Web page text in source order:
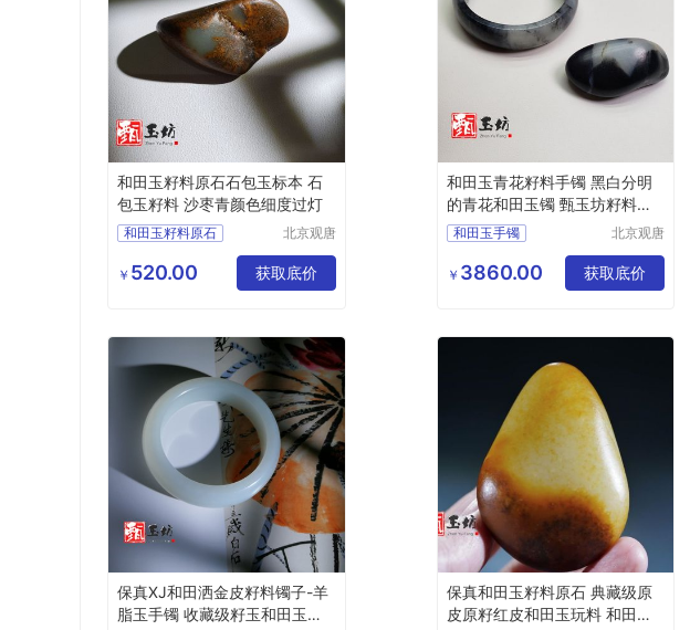
和田玉籽料原石石包玉标本 石
包玉籽料 沙枣青颜色细度过灯
和田玉籽料原石
石包玉籽料
和田玉沙枣青
和田玉
北京观唐
有限公司
￥ 520.00 获取底价
和田玉青花籽料手镯 黑白分明
的青花和田玉镯 甄玉坊籽料玉
手镯
和田玉手镯
青花和田玉手镯
北京观唐
有限公司
￥ 3860.00 获取底价
保真XJ和田洒金皮籽料镯子-羊
脂玉手镯 收藏级籽玉和田玉手
保真和田玉籽料原石 典藏级原
皮原籽红皮和田玉玩料 和田玉